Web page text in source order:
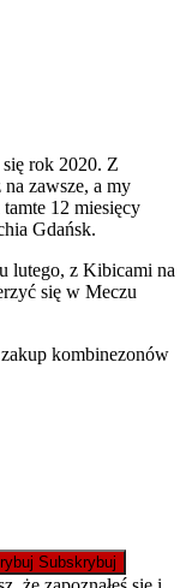
rok 2020. Z
zawsze, a my
12 miesięcy
Gdańsk.
lutego, z Kibicami na
się w Meczu
kombinezonów
Subskrybuj